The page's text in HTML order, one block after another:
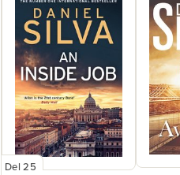
Del 25